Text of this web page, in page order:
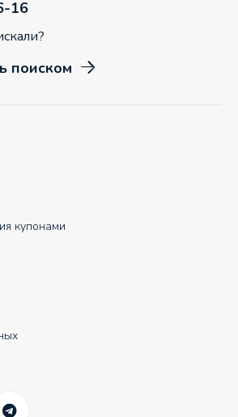
16
поиском
купонами